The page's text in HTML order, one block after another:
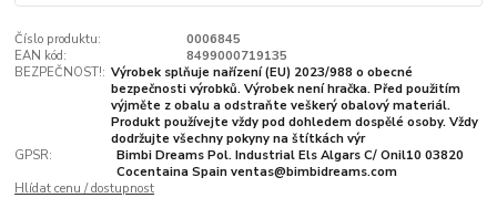
Číslo produktu:
0006845
EAN kód:
8499000719135
BEZPEČNOST!: Výrobek splňuje nařízení (EU) 2023/988 o obecné
bezpečnosti výrobků. Výrobek není hračka. Před použitím
výjměte z obalu a odstraňte veškerý obalový materiál.
Produkt používejte vždy pod dohledem dospělé osoby. Vždy
dodržujte všechny pokyny na štítkách výr
GPSR:
Bimbi Dreams Pol. Industrial Els Algars C/ Onil10 03820
Cocentaina Spain ventas@bimbidreams.com
Hlídat cenu / dostupnost